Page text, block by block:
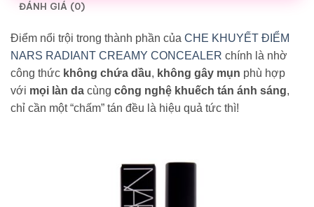
ĐÁNH GIÁ (0)
Điểm nổi trội trong thành phần của CHE KHUYẾT ĐIỂM
NARS RADIANT CREAMY CONCEALER chính là nhờ
công thức không chứa dầu, không gây mụn phù hợp
với mọi làn da cùng công nghệ khuếch tán ánh sáng,
chỉ cần một “chấm” tán đều là hiệu quả tức thì!